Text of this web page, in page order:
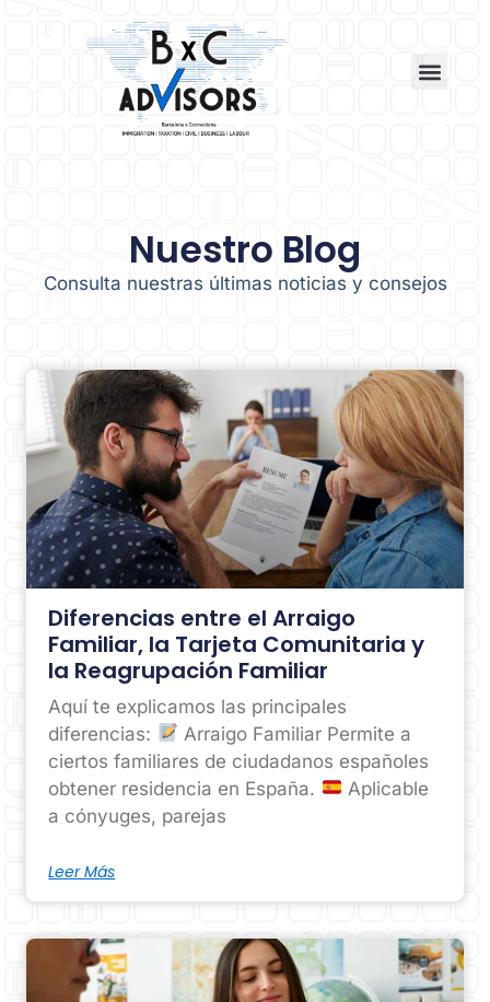
Nuestro Blog
Consulta nuestras últimas noticias y consejos
Diferencias entre el Arraigo
Familiar, la Tarjeta Comunitaria y
la Reagrupación Familiar
Aquí te explicamos las principales
diferencias:
Arraigo Familiar Permite a
ciertos familiares de ciudadanos españoles
obtener residencia en España.
Aplicable
a cónyuges, parejas
Leer Más